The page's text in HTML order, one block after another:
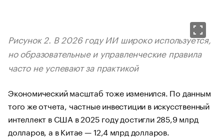
Рисунок 2. В 2026 году ИИ широко используется,
но образовательные и управленческие правила
часто не успевают за практикой
Экономический масштаб тоже изменился. По данным
того же отчета, частные инвестиции в искусственный
интеллект в США в 2025 году достигли 285,9 млрд
долларов, а в Китае — 12,4 млрд долларов.